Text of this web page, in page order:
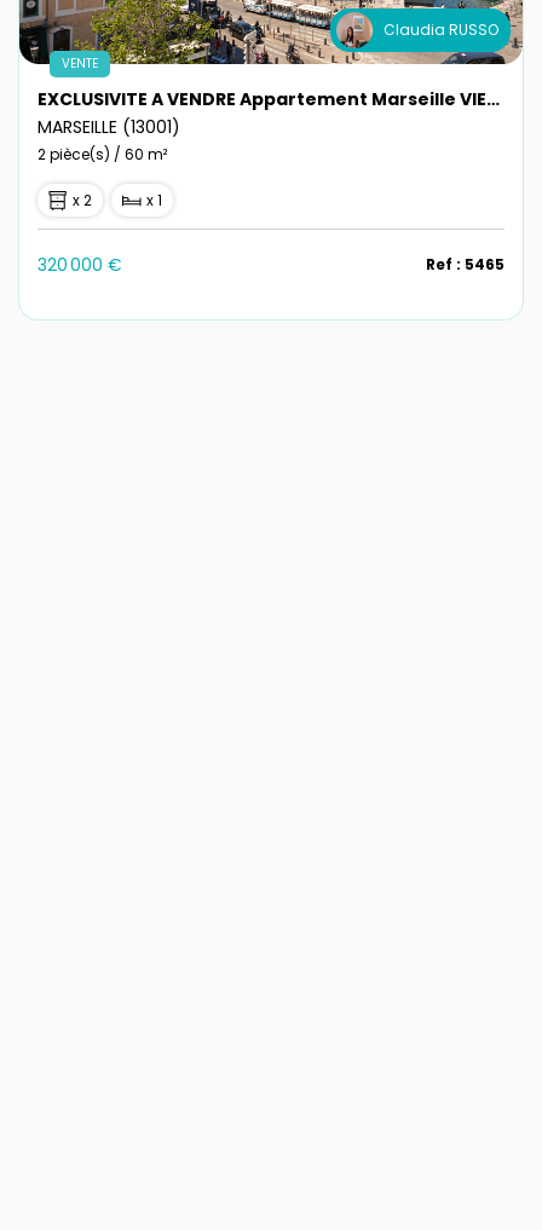
Claudia RUSSO
VENTE
EXCLUSIVITE A VENDRE Appartement Marseille VIEUX PORT 2 pièces 60 m2 vue port
MARSEILLE (13001)
2 pièce(s) / 60 m²
x 2 x 1
320 000 € Ref : 5465